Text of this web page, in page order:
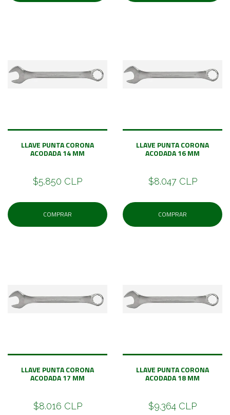
LLAVE PUNTA CORONA
ACODADA 14 MM
$5.850 CLP
COMPRAR
LLAVE PUNTA CORONA
ACODADA 16 MM
$8.047 CLP
COMPRAR
LLAVE PUNTA CORONA
ACODADA 17 MM
$8.016 CLP
LLAVE PUNTA CORONA
ACODADA 18 MM
$9.364 CLP